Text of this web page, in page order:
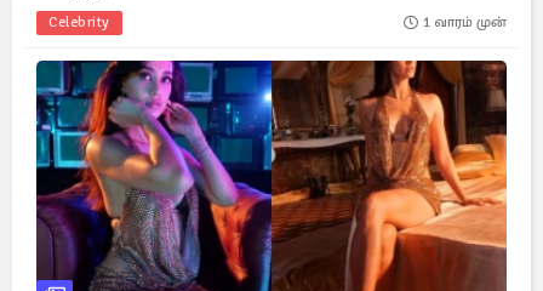
Celebrity 1 வாரம் முன்